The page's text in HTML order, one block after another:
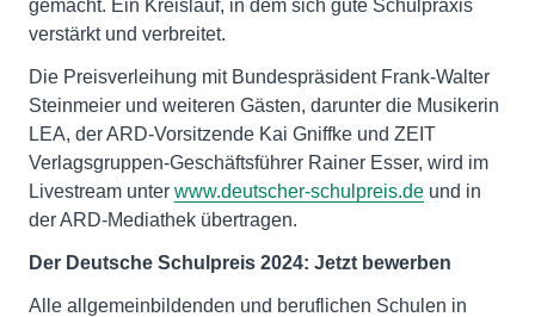
gemacht. Ein Kreislauf, in dem sich gute Schulpraxis
verstärkt und verbreitet.
Die Preisverleihung mit Bundespräsident Frank-Walter
Steinmeier und weiteren Gästen, darunter die Musikerin
LEA, der ARD-Vorsitzende Kai Gniffke und ZEIT
Verlagsgruppen-Geschäftsführer Rainer Esser, wird im
Livestream unter www.deutscher-schulpreis.de und in
der ARD-Mediathek übertragen.
Der Deutsche Schulpreis 2024: Jetzt bewerben
Alle allgemeinbildenden und beruflichen Schulen in